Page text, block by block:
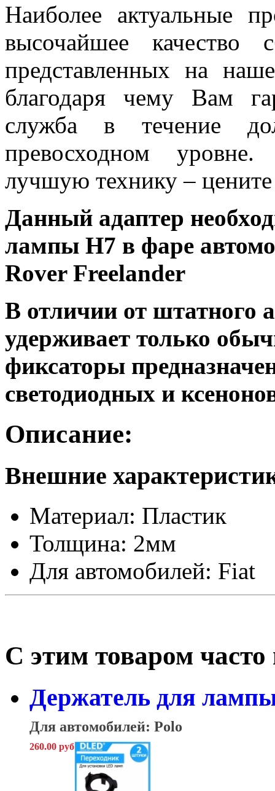
Наиболее актуальные
высочайшее качество
представленных на
благодаря чему Вам
служба в течение
превосходном
лучшую технику – цените
Данный адаптер
лампы H7 в фаре
Rover Freelander
В отличии от штатного
удерживает только
фиксаторы
светодиодных и
Описание:
Внешние
Материал: Пластик
Толщина: 2мм
Для автомобилей: Fiat
С этим товаром
Держатель для
Для автомобилей: Polo
260.00 руб